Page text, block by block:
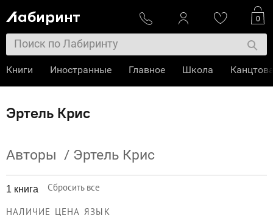
Эртель Крис
Авторы / Эртель Крис
1 книга Сбросить все
НАЛИЧИЕ ЦЕНА ЯЗЫК
0
Книги Иностранные Главное Школа